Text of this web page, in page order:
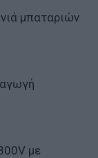
μπαταριών
με